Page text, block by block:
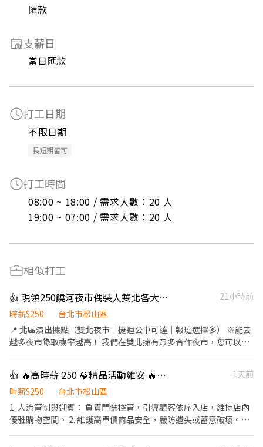
匯款
支薪日
當日匯款
打工日期
不限日期
長短期皆可
打工時間
08:00 ~ 18:00 / 需求人數：20 人
19:00 ~ 07:00 / 需求人數：20 人
相似打工
👍 現領250饒河夜市偶裝人雙北各大夜市皆徵
21小時前
時薪$250
台北市松山區
📍 北區演出據點（雙北夜市｜捷運公車可達｜報班選擇多） ※能去
越多夜市錄取機率越高！ 我們在雙北擁有眾多合作夜市，您可以根
市、樂華夜市、湳雅夜市、三和夜市、蘆洲廟口夜市、淡水英專、
林口夜市、西盛夜市、沙崙夜市、思源夜市……更多場地無法列
舉，請見諒。 🚇 交通超方便：饒河（捷運松山站）、士林（捷運劍
潭站）、臨江（捷運信義安和站）出站就到，下課下班順路上工。
👍 🔥高時薪 250 💎精品活動維安 🔥休息給薪/彈性排班
1天前
時薪$250
台北市松山區
1. 人流管制與迎賓： 負責門禁控管，引導顧客依序入店，維持店內
優雅購物空間。 2. 維護高單價商品安全，嚴防遺失或蓄意破壞。